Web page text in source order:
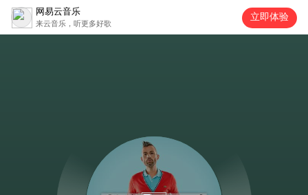
网易云音乐
来云音乐，听更多好歌
立即体验